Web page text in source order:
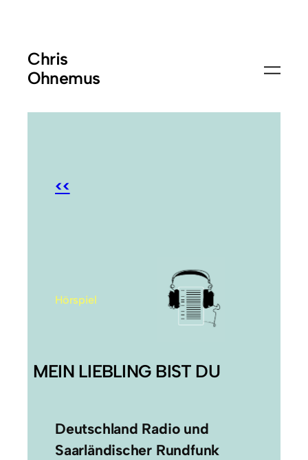
Chris
Ohnemus
<<
Hörspiel
MEIN LIEBLING BIST DU
Deutschland Radio und
Saarländischer Rundfunk